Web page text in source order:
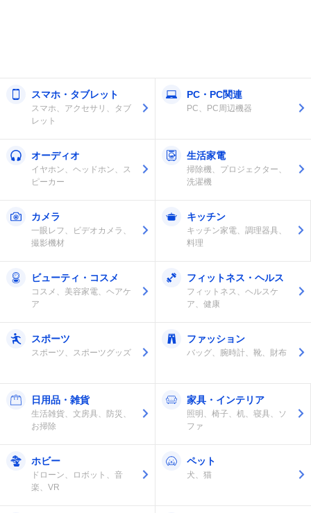
スマホ・タブレット
スマホ、アクセサリ、タブ
レット
PC・PC関連
PC、PC周辺機器
オーディオ
イヤホン、ヘッドホン、ス
ピーカー
生活家電
掃除機、プロジェクター、
洗濯機
カメラ
一眼レフ、ビデオカメラ、
撮影機材
キッチン
キッチン家電、調理器具、
料理
ビューティ・コスメ
コスメ、美容家電、ヘアケ
ア
フィットネス・ヘルス
フィットネス、ヘルスケ
ア、健康
スポーツ
スポーツ、スポーツグッズ
ファッション
バッグ、腕時計、靴、財布
日用品・雑貨
生活雑貨、文房具、防災、
お掃除
家具・インテリア
照明、椅子、机、寝具、ソ
ファ
ホビー
ドローン、ロボット、音
楽、VR
ペット
犬、猫